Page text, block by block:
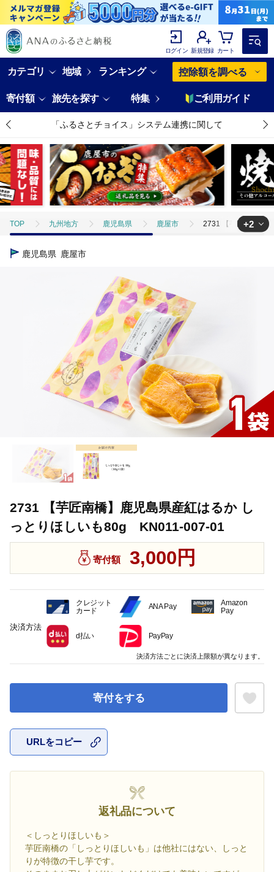
ログイン 新規登録 カート
カテゴリ 地域 ランキング 控除額を調べる
寄付額 旅先を探す 特集 ご利用ガイド
「ふるさとチョイス」システム連携に関して
TOP 九州地方 鹿児島県 鹿屋市 2731 【芋匠南橋】
TOP
+2
鹿児島県 鹿屋市
2731 【芋匠南橋】鹿児島県産紅はるか し
っとりほしいも80g KN011-007-01
寄付額 3,000円
寄付をする
URLをコピー
返礼品について
＜しっとりほしいも＞
芋匠南橋の「しっとりほしいも」は他社にはない、しっと
りが特徴の干し芋です。
決済方法
クレジット
カード
ANA Pay
Amazon
Pay
d払い PayPay
決済方法ごとに決済上限額が異なります。